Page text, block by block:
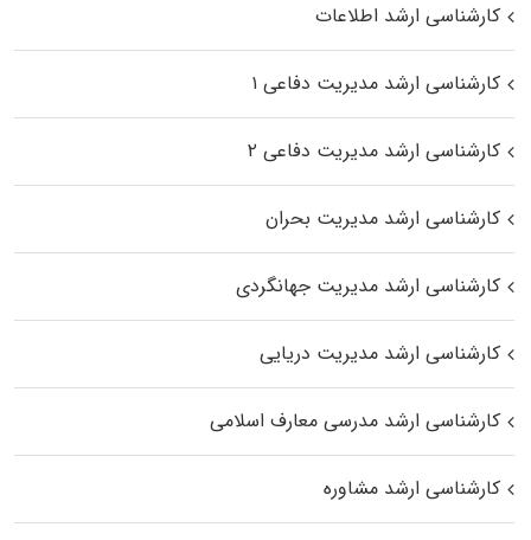
کارشناسی ارشد اطلاعات
کارشناسی ارشد مدیریت دفاعی ۱
کارشناسی ارشد مدیریت دفاعی ۲
کارشناسی ارشد مدیریت بحران
کارشناسی ارشد مدیریت جهانگردی
کارشناسی ارشد مدیریت دریایی
کارشناسی ارشد مدرسی معارف اسلامی
کارشناسی ارشد مشاوره